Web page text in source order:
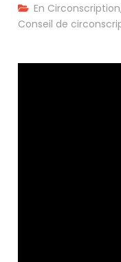
En Circonscription
Conseil de